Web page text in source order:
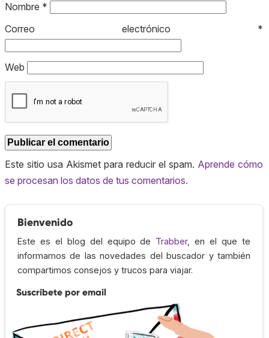
Nombre *
Correo electrónico *
Web
Este sitio usa Akismet para reducir el spam. Aprende cómo
se procesan los datos de tus comentarios.
Bienvenido
Este es el blog del equipo de Trabber, en el que te
informamos de las novedades del buscador y también
compartimos consejos y trucos para viajar.
Suscríbete por email